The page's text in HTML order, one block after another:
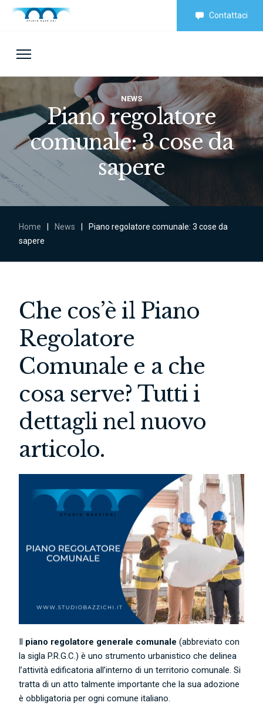
Contattaci
NEWS
Piano regolatore
comunale: 3 cose da
sapere
Home News
Piano regolatore comunale: 3 cose da
sapere
Che cos’è il Piano
Regolatore
Comunale e a che
cosa serve? Tutti i
dettagli nel nuovo
articolo.
piano regolatore generale comunale (abbreviato con
la sigla P.R.G.C.) è uno strumento urbanistico che delinea
l’attività edificatoria all’interno di un territorio comunale. Si
tratta di un atto talmente importante che la sua adozione
è obbligatoria per ogni comune italiano.